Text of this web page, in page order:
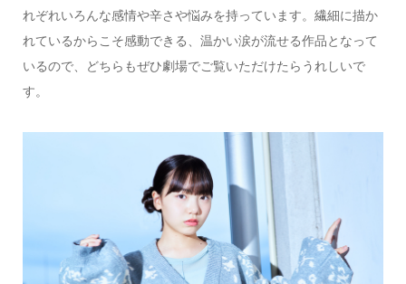
れぞれいろんな感情や辛さや悩みを持っています。繊細に描か
れているからこそ感動できる、温かい涙が流せる作品となって
いるので、どちらもぜひ劇場でご覧いただけたらうれしいで
す。